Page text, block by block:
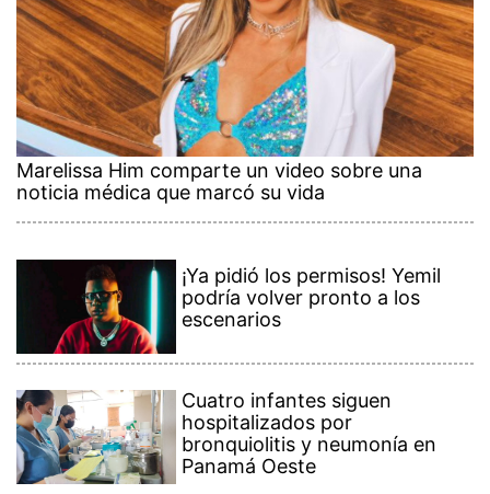
Marelissa Him comparte un video sobre una
noticia médica que marcó su vida
¡Ya pidió los permisos! Yemil
podría volver pronto a los
escenarios
Cuatro infantes siguen
hospitalizados por
bronquiolitis y neumonía en
Panamá Oeste